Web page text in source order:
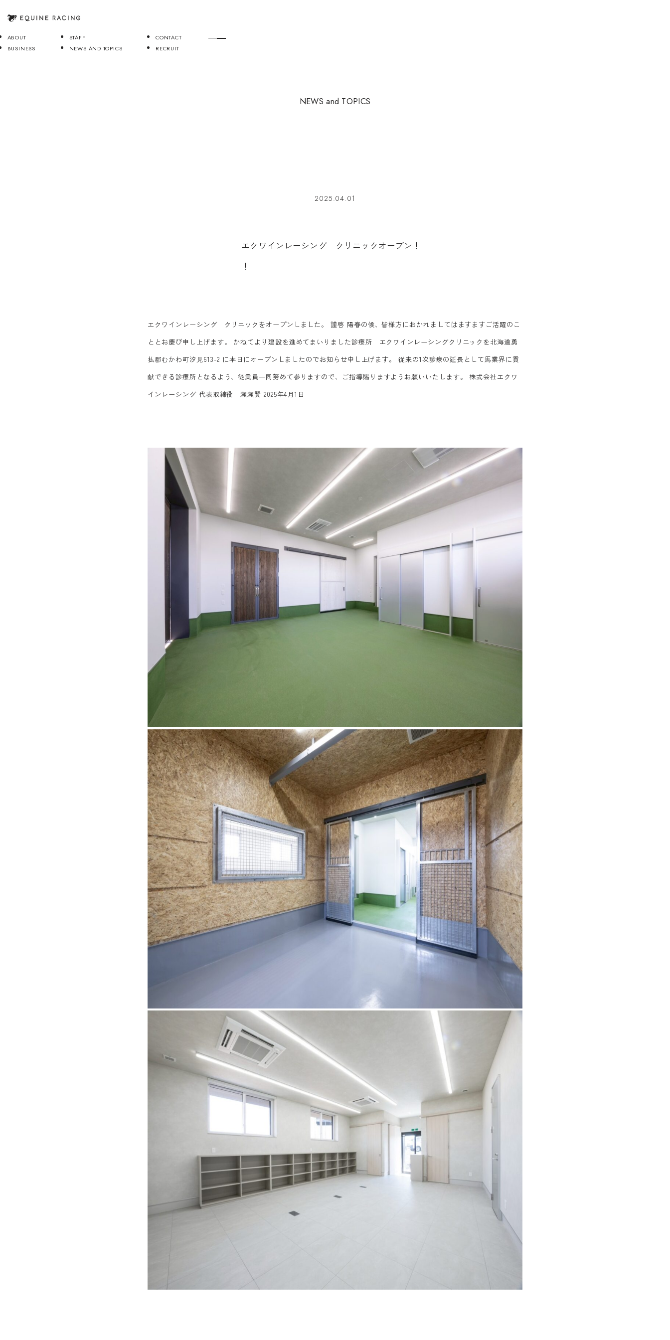
ABOUT
BUSINESS
STAFF
NEWS AND TOPICS
CONTACT
RECRUIT
NEWS and TOPICS
2025.04.01
エク ワ イ ン レーシン グ ク リ ニ ッ クオープン ！
！
エクワインレーシング クリニックをオープンしました。 謹啓 陽春の候、皆様方におかれましてはますますご活躍のこ
ととお慶び申し上げます。 かねてより建設を進めてまいりました診療所 エクワインレーシングクリニックを北海道勇
払郡むかわ町汐見613-2 に本日にオープンしましたのでお知らせ申し上げます。 従来の1次診療の延長として馬業界に貢
献できる診療所となるよう、従業員一同努めて参りますので、ご指導賜りますようお願いいたします。 株式会社エクワ
インレーシング 代表取締役 瀬瀬賢 2025年4月1日